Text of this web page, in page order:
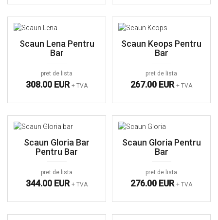
Scaun Lena Pentru
Bar
pret de lista
308.00 EUR + TVA
Scaun Keops Pentru
Bar
pret de lista
267.00 EUR + TVA
Scaun Gloria Bar
Pentru Bar
pret de lista
344.00 EUR + TVA
Scaun Gloria Pentru
Bar
pret de lista
276.00 EUR + TVA